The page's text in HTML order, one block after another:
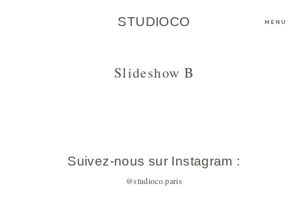
STUDIOCO MENU
Slideshow B
Suivez-nous sur Instagram :
@studioco.paris